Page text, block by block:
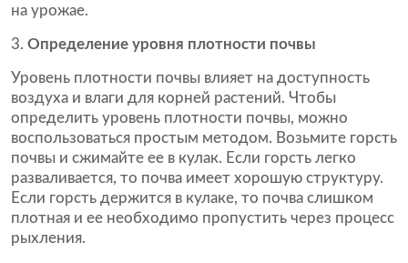
на урожае.
Определение уровня плотности почвы
Уровень плотности почвы влияет на доступность
воздуха и влаги для корней растений. Чтобы
определить уровень плотности почвы, можно
воспользоваться простым методом. Возьмите горсть
почвы и сжимайте ее в кулак. Если горсть легко
разваливается, то почва имеет хорошую структуру.
Если горсть держится в кулаке, то почва слишком
плотная и ее необходимо пропустить через процесс
рыхления.